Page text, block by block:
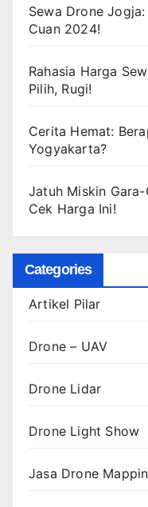
Sewa Drone
Cuan 2024!
Rahasia Harga
Pilih, Rugi!
Cerita Hemat:
Yogyakarta?
Jatuh Miskin
Cek Harga Ini!
Categories
Artikel Pilar
Drone – UAV
Drone Lidar
Drone Light Show
Jasa Drone